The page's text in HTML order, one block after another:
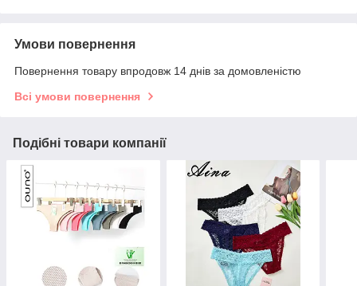
Умови повернення
Повернення товару впродовж 14 днів за домовленістю
Всі умови повернення
Подібні товари компанії